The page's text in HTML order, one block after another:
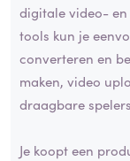
digitale video- en
tools kun je
converteren en
maken, video
draagbare
Je koopt een